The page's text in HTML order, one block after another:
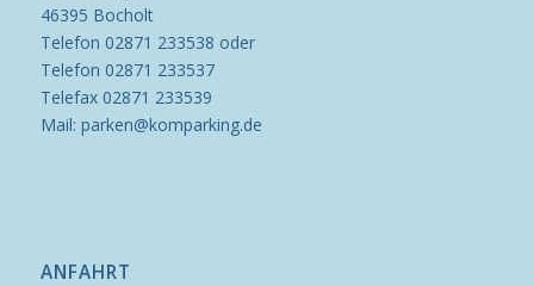
46395 Bocholt
Telefon 02871 233538 oder
Telefon 02871 233537
Telefax 02871 233539
Mail: parken@komparking.de
ANFAHRT